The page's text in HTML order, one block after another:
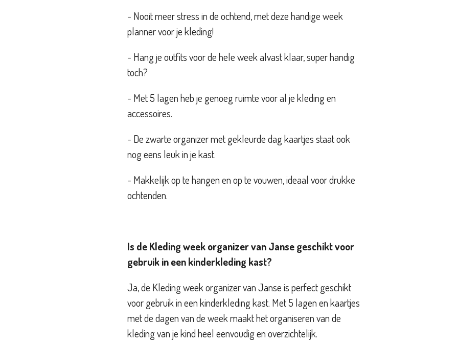
- Nooit meer stress in de ochtend, met deze handige week
planner voor je kleding!
- Hang je outfits voor de hele week alvast klaar, super handig
toch?
- Met 5 lagen heb je genoeg ruimte voor al je kleding en
accessoires.
- De zwarte organizer met gekleurde dag kaartjes staat ook
nog eens leuk in je kast.
- Makkelijk op te hangen en op te vouwen, ideaal voor drukke
ochtenden.
Is de Kleding week organizer van Janse geschikt voor
gebruik in een kinderkleding kast?
Ja, de Kleding week organizer van Janse is perfect geschikt
voor gebruik in een kinderkleding kast. Met 5 lagen en kaartjes
met de dagen van de week maakt het organiseren van de
kleding van je kind heel eenvoudig en overzichtelijk.